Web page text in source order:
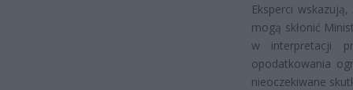
Eksperci
mogą skłonić
w interpretacji
opodatkowania
nieoczekiwane